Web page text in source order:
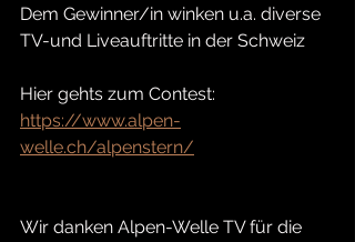
Dem Gewinner/in winken u.a. diverse
TV-und Liveauftritte in der Schweiz
Hier gehts zum Contest:
https://www.alpen-
welle.ch/alpenstern/
Wir danken Alpen-Welle TV für die